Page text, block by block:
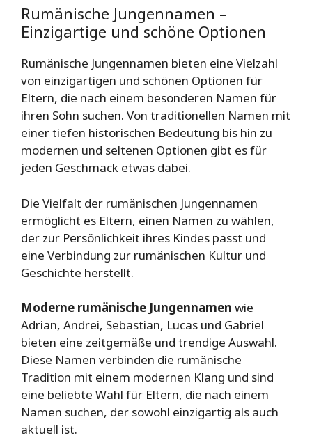
Rumänische Jungennamen –
Einzigartige und schöne Optionen
Rumänische Jungennamen bieten eine Vielzahl
von einzigartigen und schönen Optionen für
Eltern, die nach einem besonderen Namen für
ihren Sohn suchen. Von traditionellen Namen mit
einer tiefen historischen Bedeutung bis hin zu
modernen und seltenen Optionen gibt es für
jeden Geschmack etwas dabei.
Die Vielfalt der rumänischen Jungennamen
ermöglicht es Eltern, einen Namen zu wählen,
der zur Persönlichkeit ihres Kindes passt und
eine Verbindung zur rumänischen Kultur und
Geschichte herstellt.
Moderne rumänische Jungennamen wie
Adrian, Andrei, Sebastian, Lucas und Gabriel
bieten eine zeitgemäße und trendige Auswahl.
Diese Namen verbinden die rumänische
Tradition mit einem modernen Klang und sind
eine beliebte Wahl für Eltern, die nach einem
Namen suchen, der sowohl einzigartig als auch
aktuell ist.